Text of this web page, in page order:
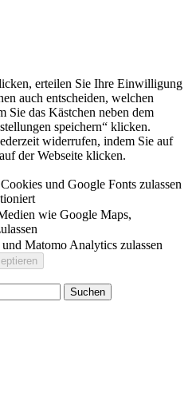
erteilen Sie Ihre Einwilligung
auch entscheiden, welchen
Sie das Kästchen neben dem
speichern“ klicken.
widerrufen, indem Sie auf
der Webseite klicken.
und Google Fonts zulassen
wie Google Maps,
Matomo Analytics zulassen